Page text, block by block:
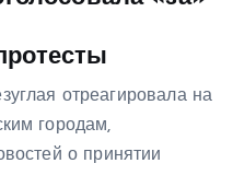
отреагировала на
городам,
о принятии